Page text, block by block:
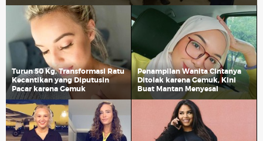
Turun 50 Kg, Transformasi Ratu
Kecantikan yang Diputusin
Pacar karena Gemuk
Penampilan Wanita Cintanya
Ditolak karena Gemuk, Kini
Buat Mantan Menyesal